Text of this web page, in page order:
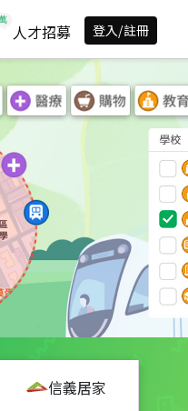
人才招募 登入/註冊
信義居家